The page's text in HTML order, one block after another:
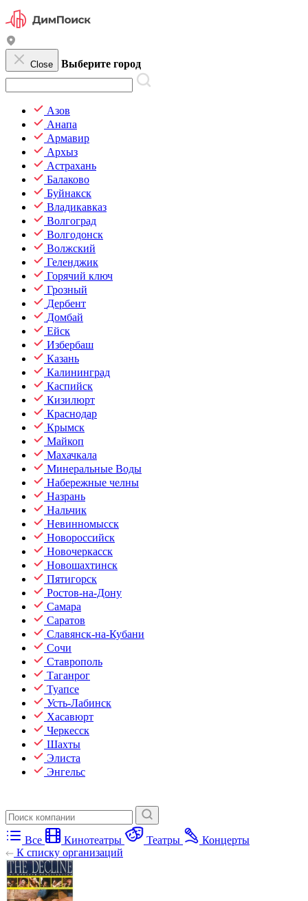
Close Выберите город
Азов
Анапа
Армавир
Архыз
Астрахань
Балаково
Буйнакск
Владикавказ
Волгоград
Волгодонск
Волжский
Геленджик
Горячий ключ
Грозный
Дербент
Домбай
Ейск
Избербаш
Казань
Калининград
Каспийск
Кизилюрт
Краснодар
Крымск
Майкоп
Махачкала
Минеральные Воды
Набережные челны
Назрань
Нальчик
Невинномысск
Новороссийск
Новочеркасск
Новошахтинск
Пятигорск
Ростов-на-Дону
Самара
Саратов
Славянск-на-Кубани
Сочи
Ставрополь
Таганрог
Туапсе
Усть-Лабинск
Хасавюрт
Черкесск
Шахты
Элиста
Энгельс
Все Кинотеатры Театры
Концерты
К списку организаций